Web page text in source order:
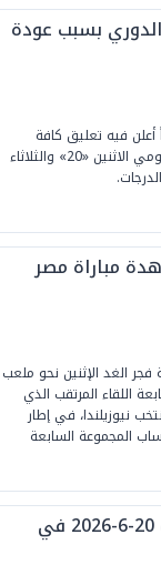
الدوري بسبب عودة
أعلن فيه تعليق كافة
المباريات والأنشطة الرياضية المقررة إقامتها يومي الاثنين «20» والثلاثاء
مباراة مصر
فجر الغد الإثنين نحو ملعب
اللقاء المرتقب الذي
نيوزيلندا، في إطار
المجموعة السابعة
أسعار كرتونة البيض اليوم السبت 20-6-2026 في